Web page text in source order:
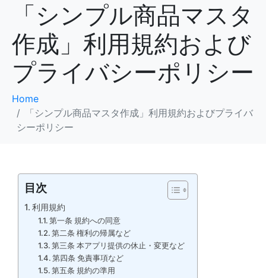
「シンプル商品マスタ
作成」利用規約および
プライバシーポリシー
Home
「シンプル商品マスタ作成」利用規約およびプライバ
シーポリシー
目次
利用規約
第一条 規約への同意
第二条 権利の帰属など
第三条 本アプリ提供の休止・変更など
第四条 免責事項など
第五条 規約の準用